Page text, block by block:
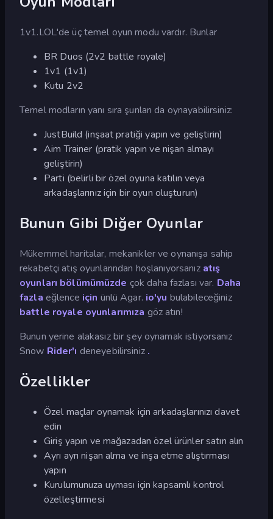
1v1.LOL'de üç temel oyun modu vardır. Bunlar
BR Duos (2v2 battle royale)
1v1 (1v1)
Kutu 2v2
Temel modların yanı sıra şunları da oynayabilirsiniz:
JustBuild (inşaat pratiği yapın ve geliştirin)
Aim Trainer (pratik yapın ve nişan almayı
geliştirin)
Parti (belirli bir özel oyuna katılın veya
arkadaşlarınız için bir oyun oluşturun)
Bunun Gibi Diğer Oyunlar
Mükemmel haritalar, mekanikler ve oynanışa sahip
rekabetçi atış oyunlarından hoşlanıyorsanız atış
oyunları bölümümüzde çok daha fazlası var. Daha
fazla eğlence için ünlü Agar. io'yu bulabileceğiniz
battle royale oyunlarımıza göz atın!
Bunun yerine alakasız bir şey oynamak istiyorsanız
Snow Rider'ı deneyebilirsiniz .
Özellikler
Özel maçlar oynamak için arkadaşlarınızı davet
edin
Giriş yapın ve mağazadan özel ürünler satın alın
Ayrı ayrı nişan alma ve inşa etme alıştırması
yapın
Kurulumunuza uyması için kapsamlı kontrol
özelleştirmesi